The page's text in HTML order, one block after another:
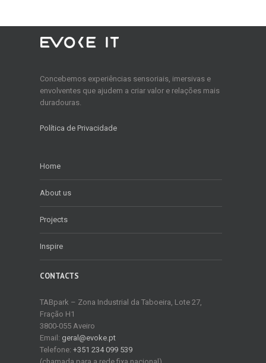
Concebemos experiências sensoriais, imersivas e
envolventes que ajudem a criar valor e relações mais
duradouras.
Política de Privacidade
Home
About us
Projects
Inspire
CONTACTS
TABpark – Zona Industrial da Taboeira, Lote 27,
Fração H1
3800-055 Aveiro
Email: geral@evoke.pt
Telefone:+351 234 099 539